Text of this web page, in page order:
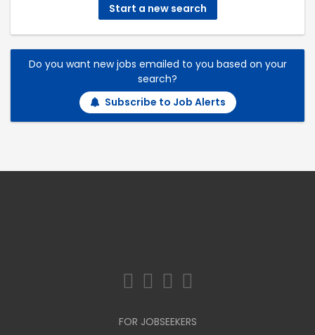
Start a new search
Do you want new jobs emailed to you based on your
search?
Subscribe to Job Alerts
FOR JOBSEEKERS